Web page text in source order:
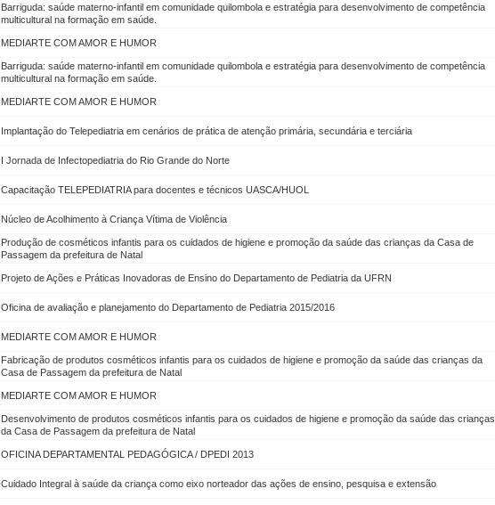
Barriguda: saúde materno-infantil em comunidade quilombola e estratégia para desenvolvimento de competência
multicultural na formação em saúde.
MEDIARTE COM AMOR E HUMOR
Barriguda: saúde materno-infantil em comunidade quilombola e estratégia para desenvolvimento de competência
multicultural na formação em saúde.
MEDIARTE COM AMOR E HUMOR
Implantação do Telepediatria em cenários de prática de atenção primária, secundária e terciária
I Jornada de Infectopediatria do Rio Grande do Norte
Capacitação TELEPEDIATRIA para docentes e técnicos UASCA/HUOL
Núcleo de Acolhimento à Criança Vítima de Violência
Produção de cosméticos infantis para os cuidados de higiene e promoção da saúde das crianças da Casa de
Passagem da prefeitura de Natal
Projeto de Ações e Práticas Inovadoras de Ensino do Departamento de Pediatria da UFRN
Oficina de avaliação e planejamento do Departamento de Pediatria 2015/2016
MEDIARTE COM AMOR E HUMOR
Fabricação de produtos cosméticos infantis para os cuidados de higiene e promoção da saúde das crianças da
Casa de Passagem da prefeitura de Natal
MEDIARTE COM AMOR E HUMOR
Desenvolvimento de produtos cosméticos infantis para os cuidados de higiene e promoção da saúde das crianças
da Casa de Passagem da prefeitura de Natal
OFICINA DEPARTAMENTAL PEDAGÓGICA / DPEDI 2013
Cuidado Integral à saúde da criança como eixo norteador das ações de ensino, pesquisa e extensão